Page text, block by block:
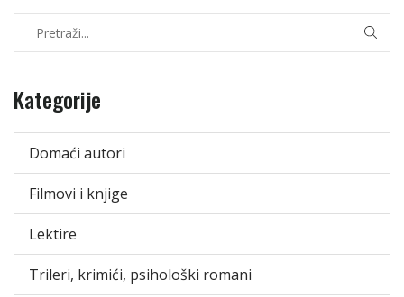
Kategorije
Domaći autori
Filmovi i knjige
Lektire
Trileri, krimići, psihološki romani